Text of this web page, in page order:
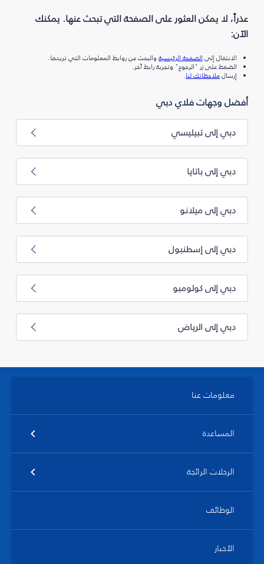
عذراً، لا يمكن العثور على الصفحة التي تبحث عنها. يمكنك
الآن:
الانتقال إلىالصفحة الرئيسيةوالبحث عن روابط المعلومات التي تريدها.
الضغط على زر "الرجوع" وتجربة رابط آخر.
إرسالملاحظاتك لنا.
أفضل وجهات فلاي دبي
دبي إلى تبيليسي
دبي إلى باتايا
دبي إلى ميلانو
دبي إلى إسطنبول
دبي إلى كولومبو
دبي إلى الرياض
معلومات عنا
المساعدة
الرحلات الرائجة
الوظائف
الأخبار